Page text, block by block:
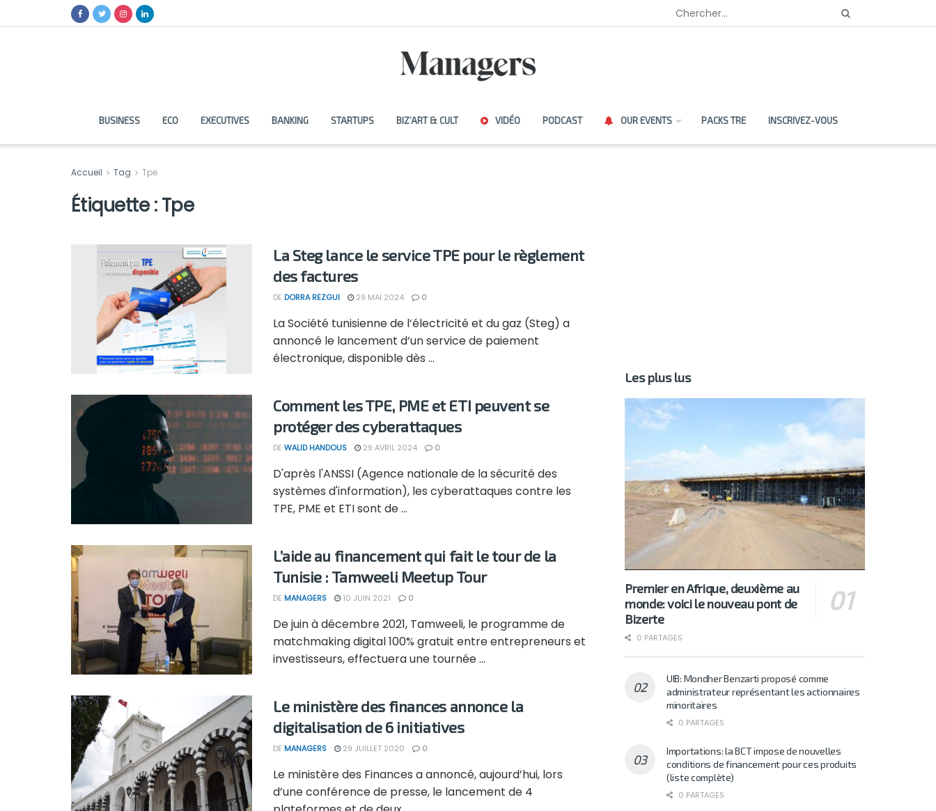
BUSINESS ECO EXECUTIVES BANKING STARTUPS BIZ’ART & CULT VIDÉO PODCAST OUR EVENTS PACKS TRE INSCRIVEZ-VOUS
Accueil Tag Tpe
Étiquette :Tpe
La Steg lance le service TPE pour le règlement
des factures
DE DORRA REZGUI 29 MAI 2024 0
La Société tunisienne de l’électricité et du gaz (Steg) a
annoncé le lancement d’un service de paiement
électronique, disponible dès ...
Comment les TPE, PME et ETI peuvent se
protéger des cyberattaques
DE WALID HANDOUS 29 AVRIL 2024 0
D'après l'ANSSI (Agence nationale de la sécurité des
systèmes d'information), les cyberattaques contre les
TPE, PME et ETI sont de ...
L’aide au financement qui fait le tour de la
Tunisie : Tamweeli Meetup Tour
DE MANAGERS 10 JUIN 2021 0
De juin à décembre 2021, Tamweeli, le programme de
matchmaking digital 100% gratuit entre entrepreneurs et
investisseurs, effectuera une tournée ...
Le ministère des finances annonce la
digitalisation de 6 initiatives
DE MANAGERS 29 JUILLET 2020 0
Le ministère des Finances a annoncé, aujourd’hui, lors
d’une conférence de presse, le lancement de 4
Les plus lus
Premier en Afrique, deuxième au
monde: voici le nouveau pont de
Bizerte
0 PARTAGES
UIB: Mondher Benzarti proposé comme
administrateur représentant les actionnaires
minoritaires
0 PARTAGES
Importations: la BCT impose de nouvelles
conditions de financement pour ces produits
(liste complète)
0 PARTAGES